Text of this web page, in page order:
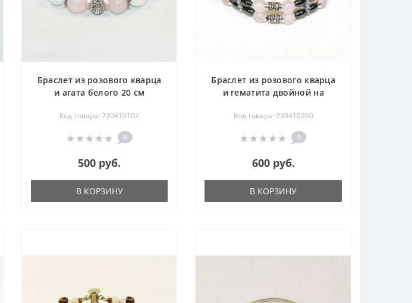
Браслет из розового кварца
и агата белого 20 см
Код товара: 730410102
0
500 руб.
В КОРЗИНУ
Браслет из розового кварца
и гематита двойной на
Код товара: 730410260
0
600 руб.
В КОРЗИНУ